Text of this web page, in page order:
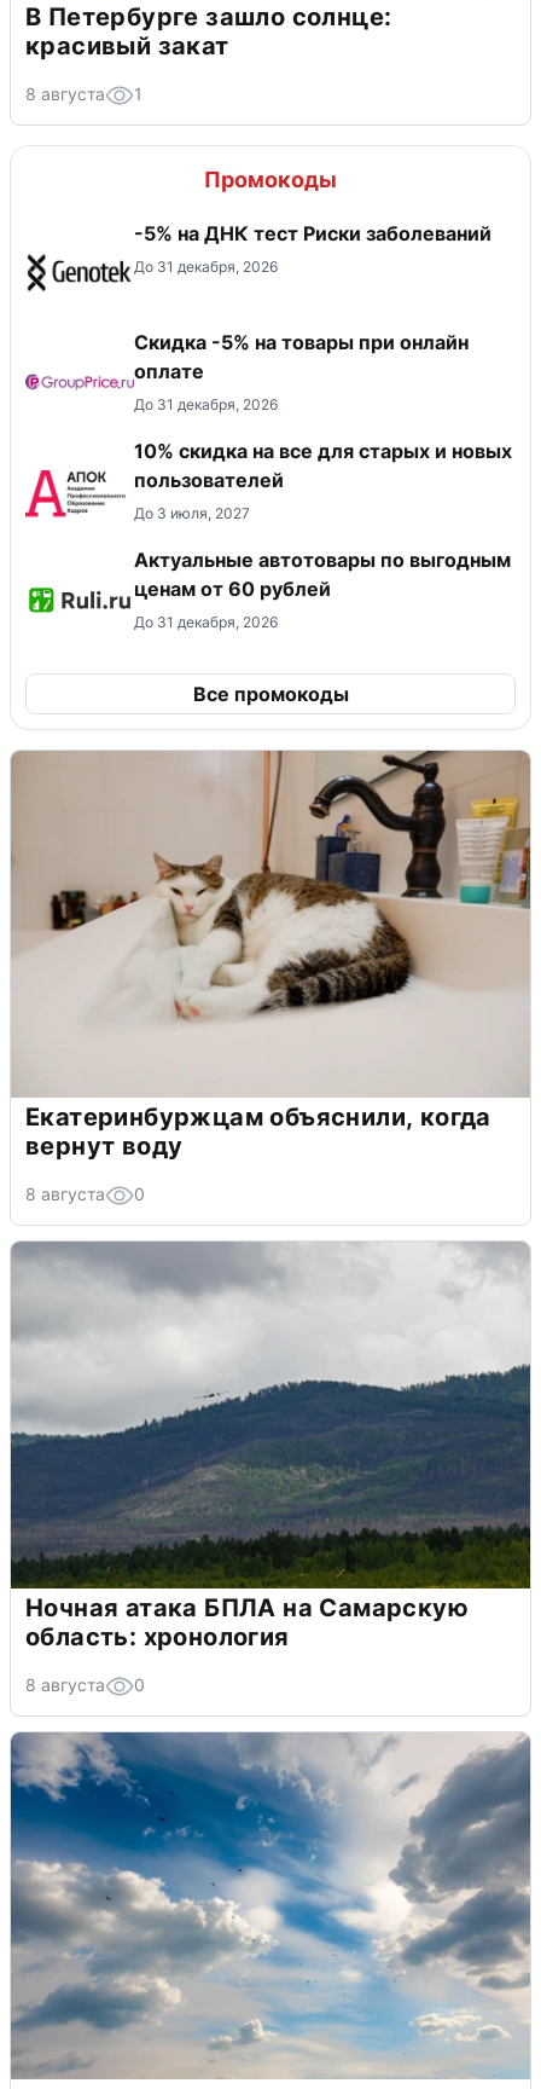
В Петербурге зашло солнце:
красивый закат
8 августа 1
Промокоды
-5% на ДНК тест Риски заболеваний
До 31 декабря, 2026
​Скидка -5% на товары при онлайн
оплате
До 31 декабря, 2026
10% скидка на все для старых и новых
пользователей
До 3 июля, 2027
Актуальные автотовары по выгодным
ценам от 60 рублей
До 31 декабря, 2026
Все промокоды
Екатеринбуржцам объяснили, когда
вернут воду
8 августа 0
Ночная атака БПЛА на Самарскую
область: хронология
8 августа 0